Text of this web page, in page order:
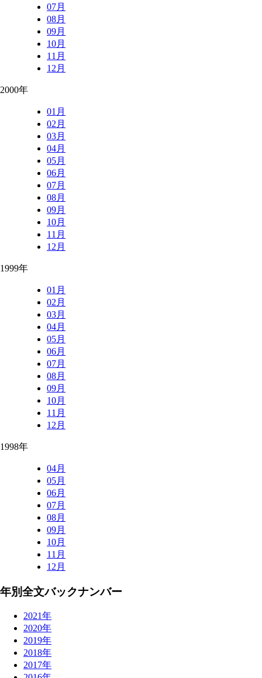
07月
08月
09月
10月
11月
12月
2000年
01月
02月
03月
04月
05月
06月
07月
08月
09月
10月
11月
12月
1999年
01月
02月
03月
04月
05月
06月
07月
08月
09月
10月
11月
12月
1998年
04月
05月
06月
07月
08月
09月
10月
11月
12月
年別全文バックナンバー
2021年
2020年
2019年
2018年
2017年